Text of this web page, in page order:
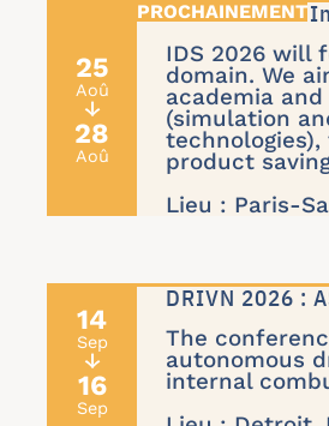
25
Aoû
↓
28
Aoû
IDS'26 : 24th
IDS 2026 will
domain. We
academia
(simulation
product
Lieu : Paris-
14
Sep
↓
16
Sep
DRIVN 2026 :
The
autonomous
internal